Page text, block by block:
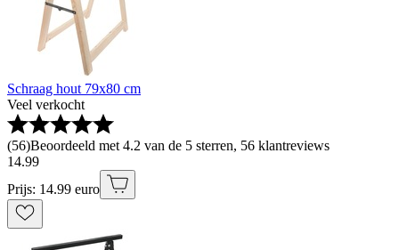
Schraag hout 79x80 cm
Veel verkocht
(56)Beoordeeld met 4.2 van de 5 sterren, 56 klantreviews
14.99
Prijs: 14.99 euro